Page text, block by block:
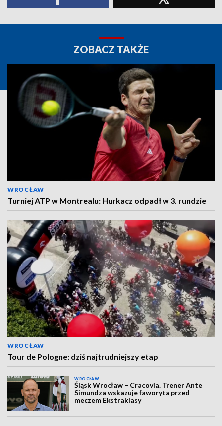
ZOBACZ TAKŻE
WROCŁAW
Turniej ATP w Montrealu: Hurkacz odpadł w 3. rundzie
WROCŁAW
Tour de Pologne: dziś najtrudniejszy etap
WROCŁAW
Śląsk Wrocław – Cracovia. Trener Ante
Simundza wskazuje faworyta przed
meczem Ekstraklasy